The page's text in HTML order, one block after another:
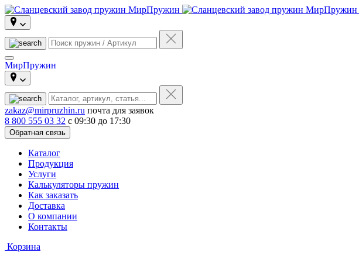
МирПружин
zakaz@mirpruzhin.ru почта для заявок
8 800 555 03 32 с 09:30 до 17:30
Обратная связь
Каталог
Продукция
Услуги
Калькуляторы пружин
Как заказать
Доставка
О компании
Контакты
Корзина